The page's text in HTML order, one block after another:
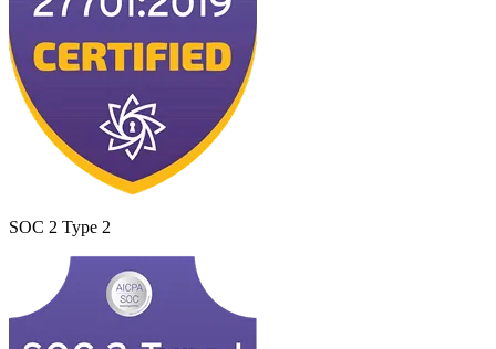
SOC 2 Type 2